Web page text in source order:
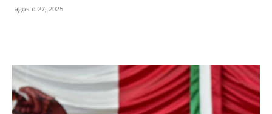
agosto 27, 2025